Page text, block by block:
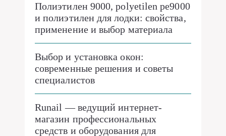
Полиэтилен 9000, polyetilen pe9000
и полиэтилен для лодки: свойства,
применение и выбор материала
Выбор и установка окон:
современные решения и советы
специалистов
Runail — ведущий интернет-
магазин профессиональных
средств и оборудования для